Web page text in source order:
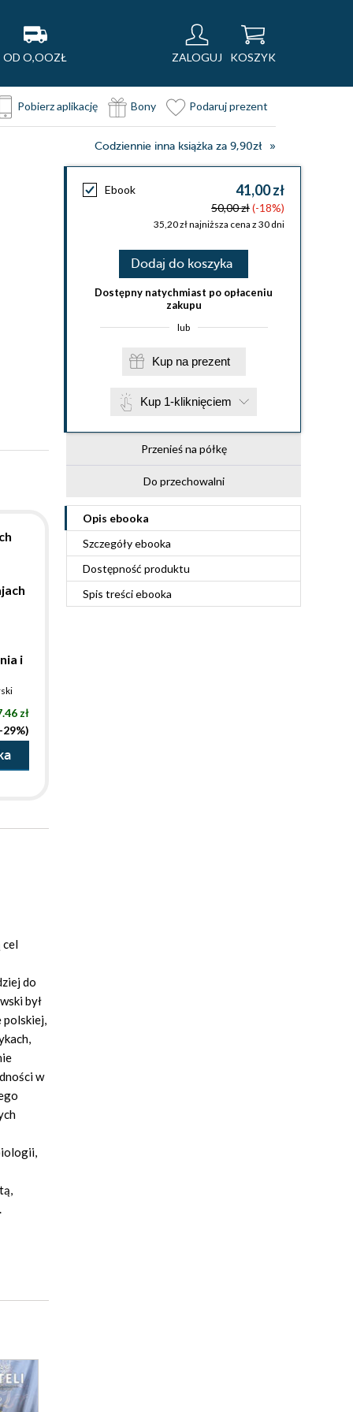
OD O,OOZŁ ZALOGUJ KOSZYK
Pobierz aplikację Bony Podaruj prezent
Codziennie inna książka za 9,90zł
Ebook 41,00 zł
50,00 zł(-18%)
35,20 zł najniższa cena z 30 dni
Dodaj do koszyka
Dostępny natychmiast po opłaceniu
zakupu
lub
Kup na prezent
Kup 1-kliknięciem
Przenieś na półkę
Do przechowalni
Opis ebooka
Szczegółyebooka
Dostępność produktu
Spis treściebooka
i
zł
29%)
cel
do
był
polskiej,
w